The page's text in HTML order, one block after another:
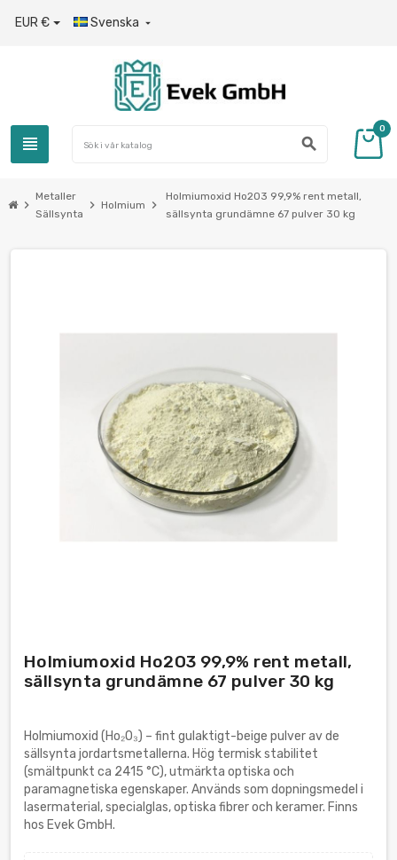
EUR € Svenska 
view_headline search
0
chevron_right
Metaller
Sällsynta
chevron_right Holmium chevron_right
Holmiumoxid Ho2O3 99,9% rent metall,
sällsynta grundämne 67 pulver 30 kg
Holmiumoxid Ho2O3 99,9% rent metall,
sällsynta grundämne 67 pulver 30 kg
Holmiumoxid (Ho₂O₃) – fint gulaktigt-beige pulver av de
sällsynta jordartsmetallerna. Hög termisk stabilitet
(smältpunkt ca 2415 °C), utmärkta optiska och
paramagnetiska egenskaper. Används som dopningsmedel i
lasermaterial, specialglas, optiska fibrer och keramer. Finns
hos Evek GmbH.